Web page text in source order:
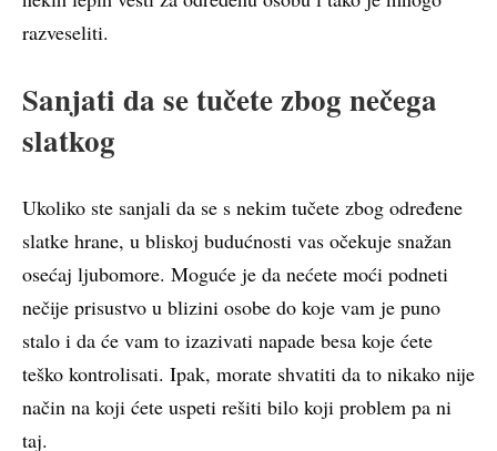
razveseliti.
Sanjati da se tučete zbog nečega
slatkog
Ukoliko ste sanjali da se s nekim tučete zbog određene
slatke hrane, u bliskoj budućnosti vas očekuje snažan
osećaj ljubomore. Moguće je da nećete moći podneti
nečije prisustvo u blizini osobe do koje vam je puno
stalo i da će vam to izazivati napade besa koje ćete
teško kontrolisati. Ipak, morate shvatiti da to nikako nije
način na koji ćete uspeti rešiti bilo koji problem pa ni
taj.